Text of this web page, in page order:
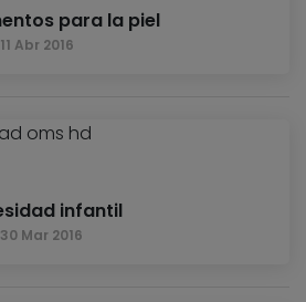
para la piel
11 Abr 2016
infantil
30 Mar 2016